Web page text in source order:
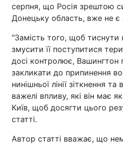
серпня, що Росія зрештою
Донецьку область, вже не є
"Замість того, щоб тиснути
змусити її поступитися
досі контролює, Вашингтон
закликати до припинення
нинішньої лінії зіткнення
важелі впливу, які він має
Київ, щоб досягти цього
статті.
Автор статті вважає, що